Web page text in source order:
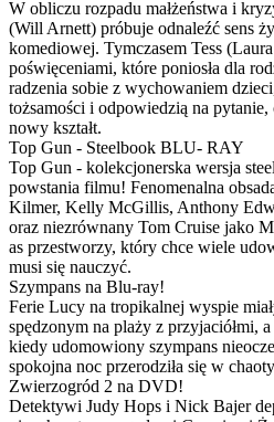
W obliczu rozpadu małżeństwa i
(Will Arnett) próbuje odnaleźć sens
komediowej. Tymczasem Tess
poświęceniami, które poniosła dla
radzenia sobie z wychowaniem
tożsamości i odpowiedzią na pytanie,
nowy kształt.
Top Gun - Steelbook BLU- RAY
Top Gun - kolekcjonerska wersja
powstania filmu! Fenomenalna
Kilmer, Kelly McGillis, Anthony
oraz niezrównany Tom Cruise jako
as przestworzy, który chce wiele
musi się nauczyć.
Szympans na Blu-ray!
Ferie Lucy na tropikalnej wyspie
spędzonym na plaży z przyjaciółmi,
kiedy udomowiony szympans
spokojna noc przerodziła się w
Zwierzogród 2 na DVD!
Detektywi Judy Hops i Nick Bajer